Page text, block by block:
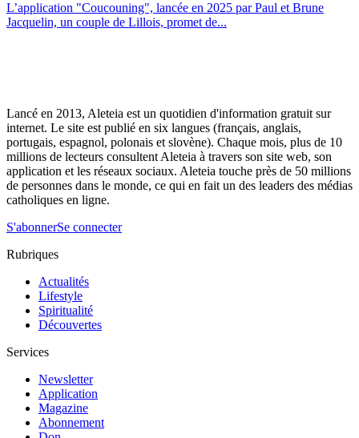
L’application "Coucouning", lancée en 2025 par Paul et Brune
Jacquelin, un couple de Lillois, promet de...
Lancé en 2013, Aleteia est un quotidien d'information gratuit sur
internet. Le site est publié en six langues (français, anglais,
portugais, espagnol, polonais et slovène). Chaque mois, plus de 10
millions de lecteurs consultent Aleteia à travers son site web, son
application et les réseaux sociaux. Aleteia touche près de 50 millions
de personnes dans le monde, ce qui en fait un des leaders des médias
catholiques en ligne.
S'abonnerSe connecter
Rubriques
Actualités
Lifestyle
Spiritualité
Découvertes
Services
Newsletter
Application
Magazine
Abonnement